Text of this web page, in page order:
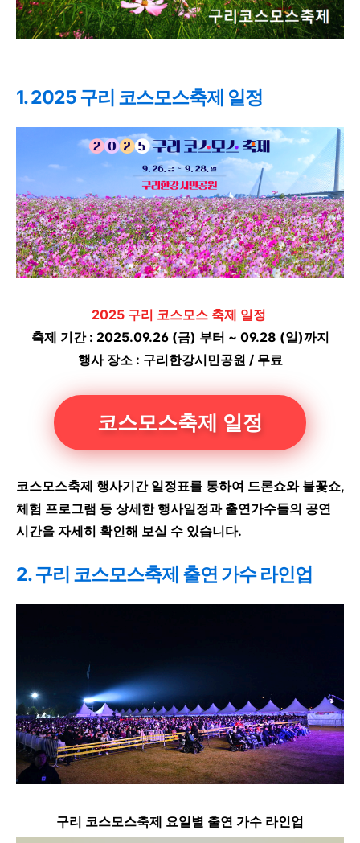
1. 2025 구리 코스모스축제 일정
2025 구리 코스모스 축제 일정
축제 기간 : 2025.09.26 (금) 부터 ~ 09.28 (일)까지
행사 장소 : 구리한강시민공원 / 무료
코스모스축제 일정
코스모스축제 행사기간 일정표를 통하여 드론쇼와 불꽃쇼,
체험 프로그램 등 상세한 행사일정과 출연가수들의 공연
시간을 자세히 확인해 보실 수 있습니다.
2. 구리 코스모스축제 출연 가수 라인업
구리 코스모스축제 요일별 출연 가수 라인업